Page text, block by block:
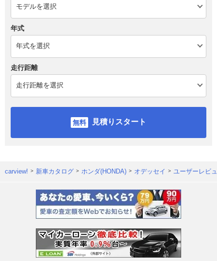
年式
走行距離
見積りスタート
carview! 新車カタログ ホンダ(HONDA) オデッセイ ユーザーレビ